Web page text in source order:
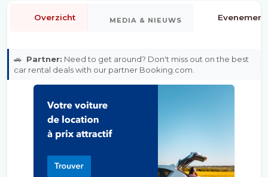
Overzicht MEDIA & NIEUWS
🚗 Partner: Need to get around? Don't miss out on the best
car rental deals with our partner Booking.com.